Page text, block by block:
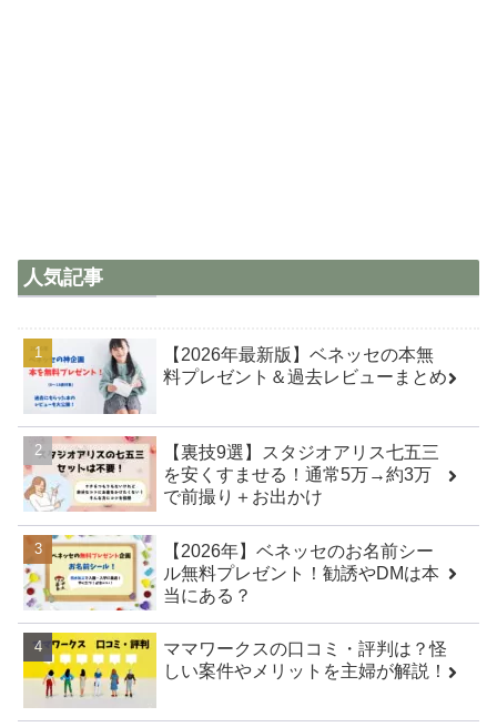
人気記事
【2026年最新版】ベネッセの本無
料プレゼント＆過去レビューまとめ
【裏技9選】スタジオアリス七五三
を安くすませる！通常5万→約3万
で前撮り＋お出かけ
【2026年】ベネッセのお名前シー
ル無料プレゼント！勧誘やDMは本
当にある？
ママワークスの口コミ・評判は？怪
しい案件やメリットを主婦が解説！